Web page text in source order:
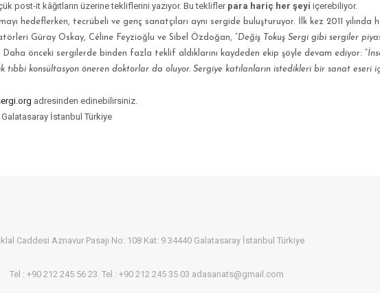
post-it kâğıtların üzerine tekliflerini yazıyor. Bu teklifler para hariç her şeyi içerebiliyor.
hedeflerken, tecrübeli ve genç sanatçıları aynı sergide buluşturuyor. İlk kez 2011
Güray Oskay, Céline Feyzioğlu ve Sibel Özdoğan, “Değiş Tokuş Sergi gibi sergiler
Daha önceki sergilerde binden fazla teklif aldıklarını kaydeden ekip şöyle devam ediyor: “
tıbbi konsültasyon öneren doktorlar da oluyor. Sergiye katılanların istedikleri bir sanat eseri
adresinden edinebilirsiniz.
İstanbul Türkiye
Caddesi Aznavur Pasajı No: 108 Kat: 9 34440 Galatasaray İstanbul Türkiye
Tel : +90 212 245 56 23. Tel : +90 212 245 35 03 adasanats@gmail.com